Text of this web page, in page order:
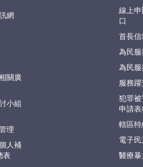
網
關廣
小組
理
人補
表
線上申
口
首長信
為民
為民
服務
犯罪被
申請表
轄區
電子
醫療暴